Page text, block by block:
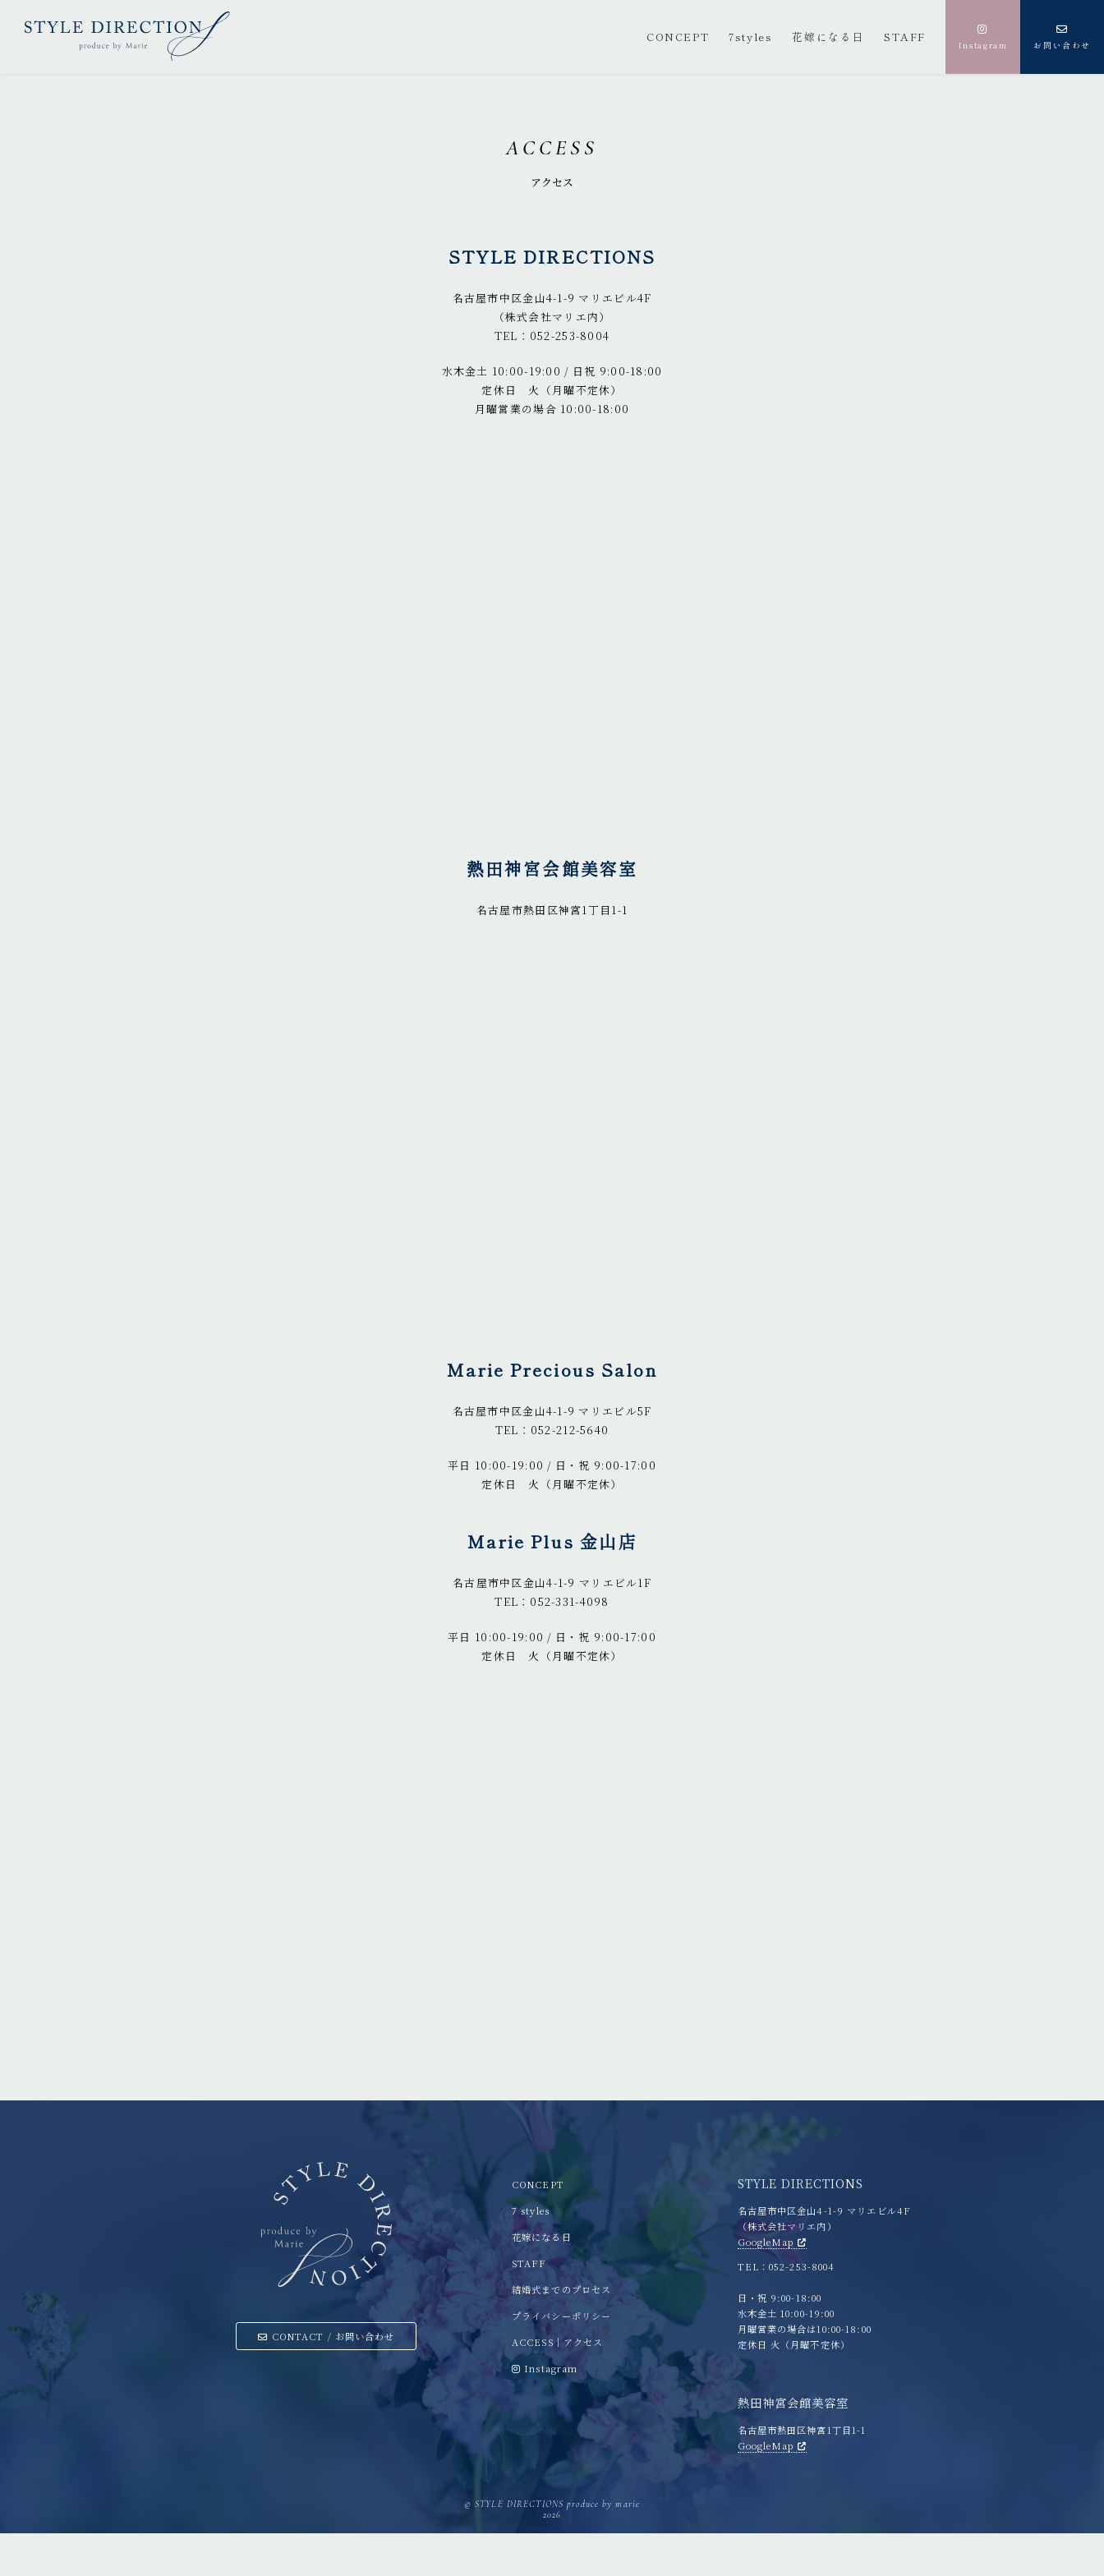
CONCEPT 7styles 花嫁になる日 STAFF
Instagram お問い合わせ
ACCESS
アクセス
STYLE DIRECTIONS
名古屋市中区金山4-1-9 マリエビル4F
（株式会社マリエ内）
TEL：052-253-8004
水木金土 10:00-19:00 / 日祝 9:00-18:00
定休日 火（月曜不定休）
月曜営業の場合 10:00-18:00
熱田神宮会館美容室
名古屋市熱田区神宮1丁目1-1
Marie Precious Salon
名古屋市中区金山4-1-9 マリエビル5F
TEL：052-212-5640
平日 10:00-19:00 / 日・祝 9:00-17:00
定休日 火（月曜不定休）
Marie Plus 金山店
名古屋市中区金山4-1-9 マリエビル1F
TEL：052-331-4098
平日 10:00-19:00 / 日・祝 9:00-17:00
定休日 火（月曜不定休）
CONTACT / お問い合わせ
CONCEPT
7 styles
花嫁になる日
STAFF
結婚式までのプロセス
プライバシーポリシー
ACCESS｜アクセス
Instagram
STYLE DIRECTIONS
名古屋市中区金山4-1-9 マリエビル4F
（株式会社マリエ内）
GoogleMap
TEL：052-253-8004
日・祝 9:00-18:00
水木金土 10:00-19:00
月曜営業の場合は10:00-18:00
定休日 火（月曜不定休）
熱田神宮会館美容室
名古屋市熱田区神宮1丁目1-1
GoogleMap
© STYLE DIRECTIONS produce by marie
2026